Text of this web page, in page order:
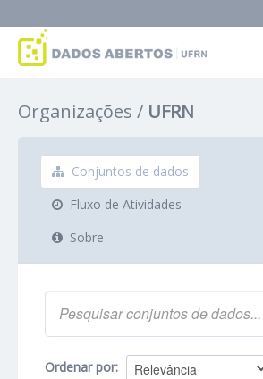
Grupos
Sobre
Organizações UFRN
Conjuntos de dados
Fluxo de Atividades
Sobre
Ordenar por